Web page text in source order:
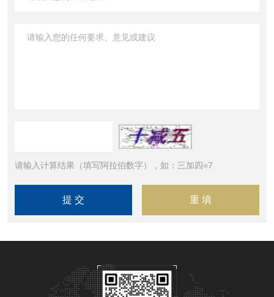
请输入计算结果（填写阿拉伯数字），如：三加四=7